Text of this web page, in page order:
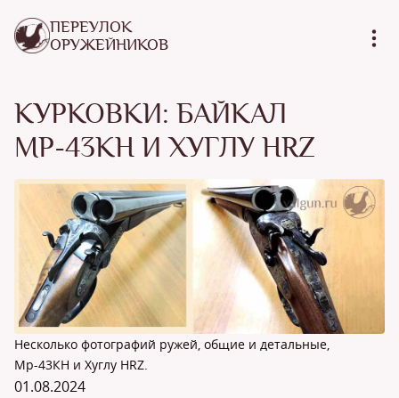
ПЕРЕУЛОК
ОРУЖЕЙНИКОВ
КУРКОВКИ: БАЙКАЛ
МР-43КН И ХУГЛУ HRZ
Несколько фотографий ружей, общие и детальные,
Мр-43КН и Хуглу HRZ.
01.08.2024